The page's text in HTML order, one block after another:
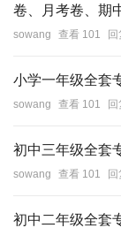
卷、月考卷、期
sowang 查看 101 回
小学一年级全套
sowang 查看 101 回
初中三年级全套
sowang 查看 101 回
初中二年级全套